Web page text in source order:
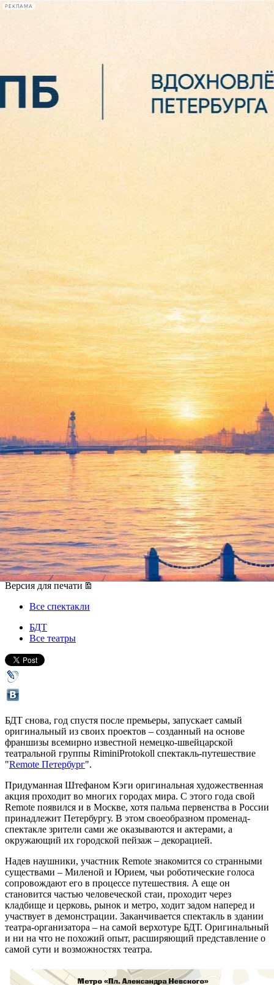
РЕКЛАМА
Сегодня:
2026.08.06
21:53
БДТ возобновляет спектакль-
путешествие "Remote
Петербург"
04 июля 2015, суббота-29 июля 2015, среда
Версия для печати
Все спектакли
БДТ
Все театры
БДТ снова, год спустя после премьеры, запускает самый
оригинальный из своих проектов – созданный на основе
франшизы всемирно известной немецко-швейцарской
театральной группы RiminiProtokoll спектакль-путешествие
"Remote Петербург".
Придуманная Штефаном Кэги оригинальная художественная
акция проходит во многих городах мира. С этого года свой
Remote появился и в Москве, хотя пальма первенства в России
принадлежит Петербургу. В этом своеобразном променад-
спектакле зрители сами же оказываются и актерами, а
окружающий их городской пейзаж – декорацией.
Надев наушники, участник Remote знакомится со странными
существами – Миленой и Юрием, чьи роботические голоса
сопровождают его в процессе путешествия. А еще он
становится частью человеческой стаи, проходит через
кладбище и церковь, рынок и метро, ходит задом наперед и
участвует в демонстрации. Заканчивается спектакль в здании
театра-организатора – на самой верхотуре БДТ. Оригинальный
и ни на что не похожий опыт, расширяющий представление о
самой сути и возможностях театра.